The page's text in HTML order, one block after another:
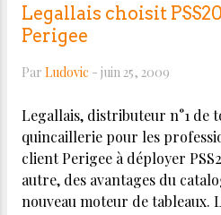
ceux-ci en fonction des
mettre en place des solutions
processus, une grande
de Stepnet, plate-forme
répond parfaitement à ces
de : Réduire vos délais de
processus de travail
tâches répétitives, en
Legallais choisit
Perigee
Par Ludovic - juin 25, 2009
Legallais, distributeur n°1 de
quincaillerie pour les
client Perigee à déployer
autre, des avantages du
nouveau moteur de tableaux.